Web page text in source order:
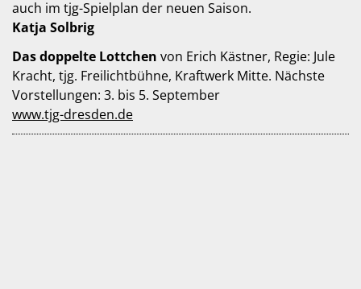
auch im tjg-Spielplan der neuen Saison.
Katja Solbrig
Das doppelte Lottchen von Erich Kästner, Regie: Jule
Kracht, tjg. Freilichtbühne, Kraftwerk Mitte. Nächste
Vorstellungen: 3. bis 5. September
www.tjg-dresden.de